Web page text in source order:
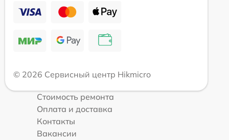
© 2026 Сервисный центр Hikmicro
Стоимость ремонта
Оплата и доставка
Контакты
Вакансии